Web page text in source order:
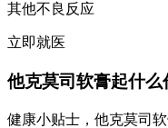
其他不良反应
立即就医
他克莫司软膏起什
健康小贴士，他克莫司